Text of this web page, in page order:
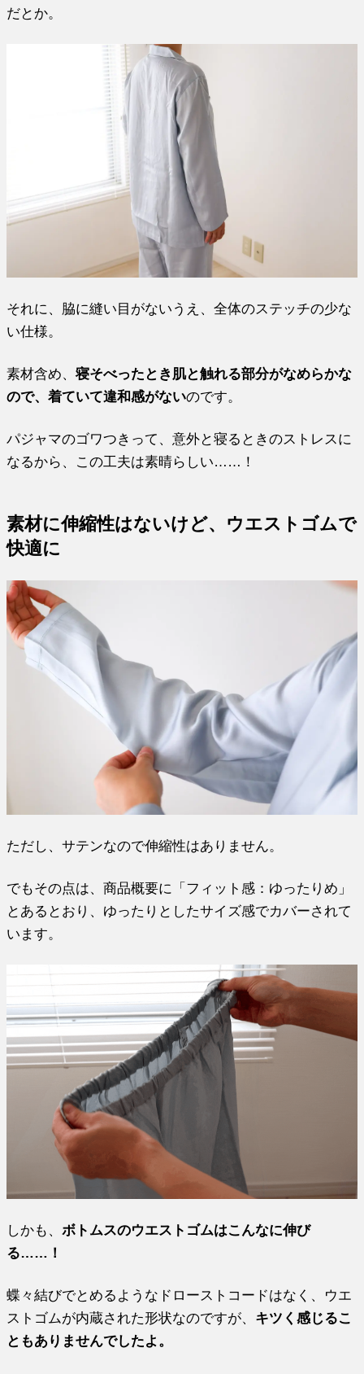
だとか。
それに、脇に縫い目がないうえ、全体のステッチの少な
い仕様。
素材含め、寝そべったとき肌と触れる部分がなめらかな
ので、着ていて違和感がないのです。
パジャマのゴワつきって、意外と寝るときのストレスに
なるから、この工夫は素晴らしい……！
素材に伸縮性はないけど、ウエストゴムで
快適に
ただし、サテンなので伸縮性はありません。
でもその点は、商品概要に「フィット感：ゆったりめ」
とあるとおり、ゆったりとしたサイズ感でカバーされて
います。
しかも、 ボトムスのウエストゴムはこんなに伸び
る……！
蝶々結びでとめるようなドローストコードはなく、ウエ
ストゴムが内蔵された形状なのですが、 キツく感じるこ
ともありませんでしたよ。